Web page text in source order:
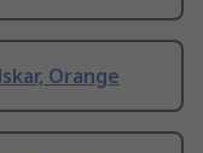
Orange